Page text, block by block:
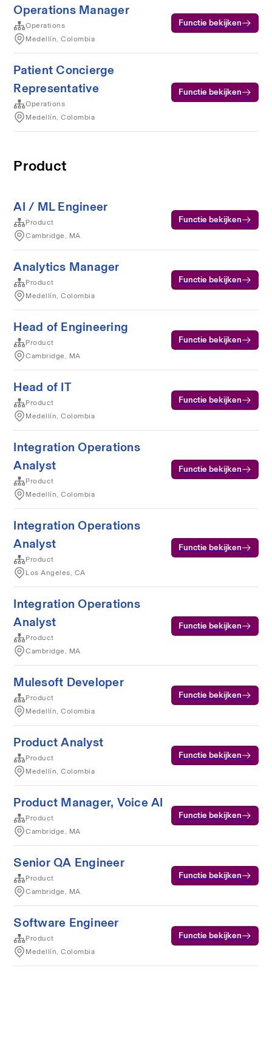
Operations Manager
Operations
Medellín, Colombia
Functie bekijken
Patient Concierge
Representative
Operations
Medellín, Colombia
Functie bekijken
Product
AI / ML Engineer
Product
Cambridge, MA
Functie bekijken
Analytics Manager
Product
Medellín, Colombia
Functie bekijken
Head of Engineering
Product
Cambridge, MA
Functie bekijken
Head of IT
Product
Medellín, Colombia
Functie bekijken
Integration Operations
Analyst
Product
Medellín, Colombia
Functie bekijken
Integration Operations
Analyst
Product
Los Angeles, CA
Functie bekijken
Integration Operations
Analyst
Product
Cambridge, MA
Functie bekijken
Mulesoft Developer
Product
Medellín, Colombia
Functie bekijken
Product Analyst
Product
Medellín, Colombia
Functie bekijken
Product Manager, Voice AI
Product
Cambridge, MA
Functie bekijken
Senior QA Engineer
Product
Cambridge, MA
Functie bekijken
Software Engineer
Product
Medellín, Colombia
Functie bekijken